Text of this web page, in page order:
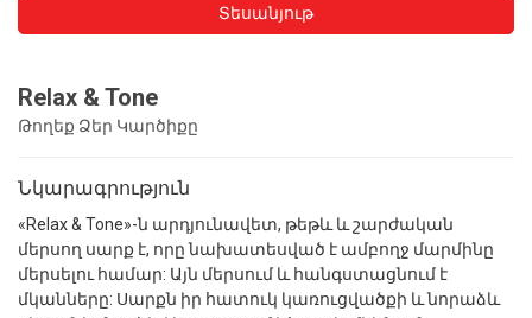
Տեսանյութ
Relax & Tone
Թողեք Ձեր Կարծիքը
Նկարագրություն
«Relax & Tone»-ն արդյունավետ, թեթև և շարժական
մերսող սարք է, որը նախատեսված է ամբողջ մարմինը
մերսելու համար: Այն մերսում և հանգստացնում է
մկանները: Սարքն իր հատուկ կառուցվածքի և նորաձև